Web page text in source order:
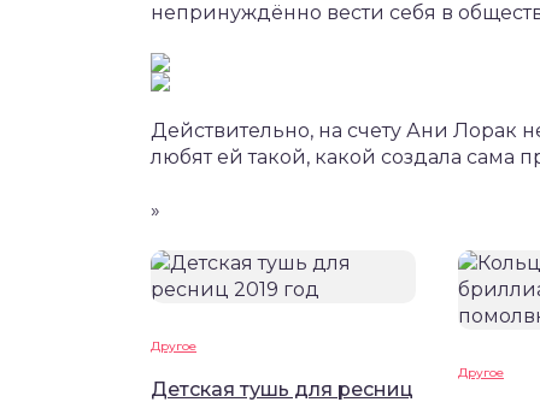
непринуждённо вести себя в
Действительно, на счету Ани Лорак
любят ей такой, какой создала сама
»
Другое
Детская тушь для ресниц
Другое